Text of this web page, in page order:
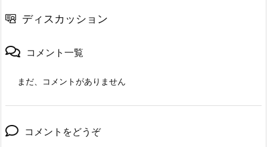
ディスカッション
コメント一覧
まだ、コメントがありません
コメントをどうぞ